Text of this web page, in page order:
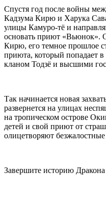
Спустя год после войны
Кадзума Кирю и Харука
улицы Камуро-тё и
основать приют «Вьюнок».
Кирю, его темное прошлое
приюта, который попадает
кланом Тодзё и высшими
Так начинается новая
развернется на улицах
на тропическом острове
детей и свой приют от
олицетворяют
Завершите историю